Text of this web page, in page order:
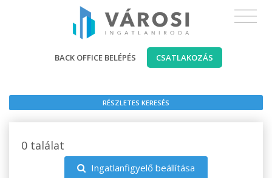
BACK OFFICE BELÉPÉS CSATLAKOZÁS
RÉSZLETES KERESÉS
0 találat
Ingatlanfigyelő beállítása